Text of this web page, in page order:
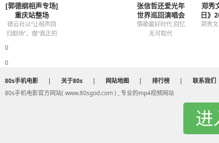
[郭德纲相声专场]
重庆站整场
德云社以“让相声回
归剧场”，做“真正的
张信哲还爱光年
世界巡回演唱会
情歌最好时代 回忆
无可取代
郑秀
日》
郑秀
0
0
80s手机电影 | 关于80s | 网站地图 | 排行榜 |
联系我们
80s手机电影官方网站( www.80sgod.com ) , 专业的mp4视频网站
进